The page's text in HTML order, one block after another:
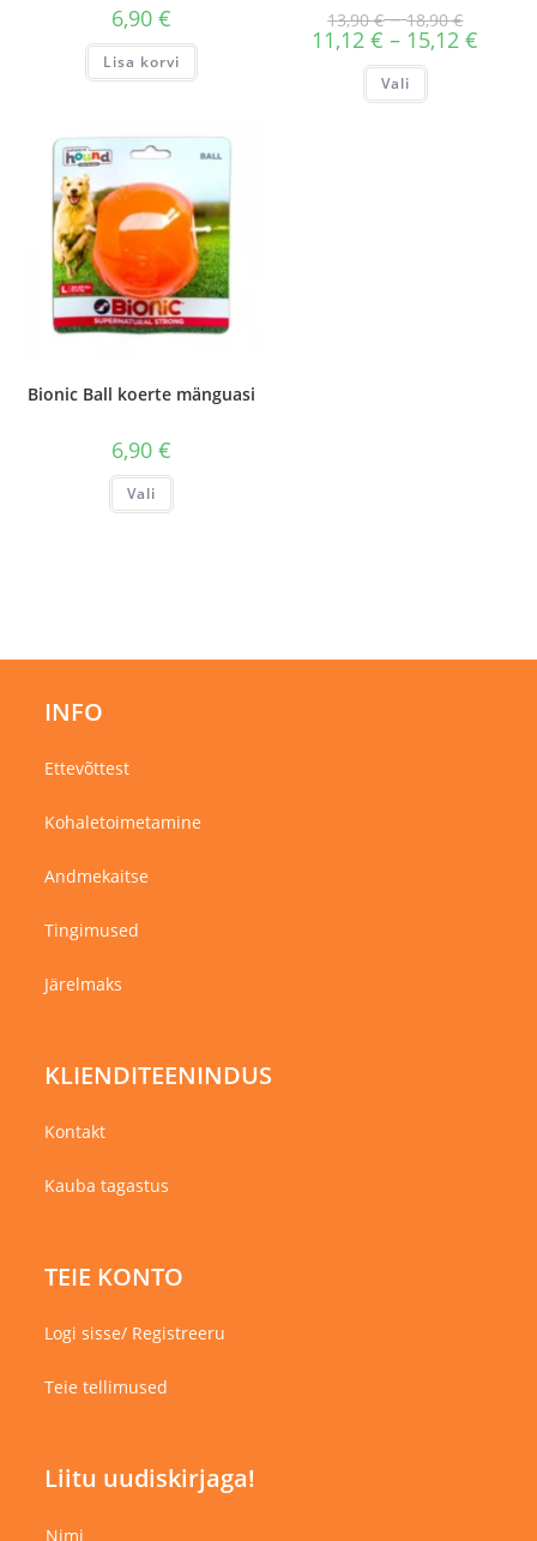
6,90€
Lisa korvi
13,90€ – 18,90€13,90 €
kuni
11,12€ – 15,12€
Vali
Sellel
Bionic Ball koerte mänguasi
6,90€
Vali
Sellel
on
INFO
Ettevõttest
Kohaletoimetamine
Andmekaitse
Tingimused
Järelmaks
KLIENDITEENINDUS
Kontakt
Kauba tagastus
TEIE KONTO
Logi sisse/ Registreeru
Teie tellimused
Liitu uudiskirjaga!
Nimi